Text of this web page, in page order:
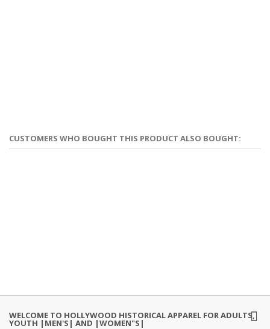
CUSTOMERS WHO BOUGHT THIS PRODUCT ALSO BOUGHT:
WELCOME TO HOLLYWOOD HISTORICAL APPAREL FOR ADULTS,
YOUTH |MEN'S| AND |WOMEN"S|